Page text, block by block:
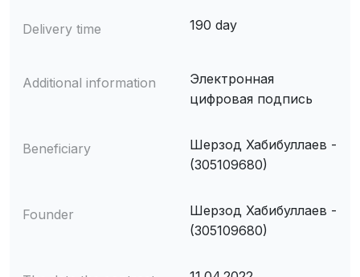
Delivery time 190 day
Additional information
Электронная
цифровая подпись
Beneficiary
Шерзод Хабибуллаев -
(305109680)
Founder
Шерзод Хабибуллаев -
(305109680)